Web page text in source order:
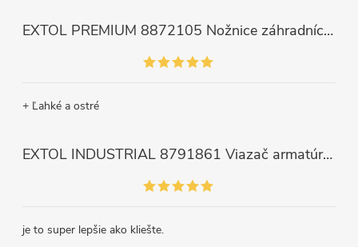
EXTOL PREMIUM 8872105 Nožnice záhradnícke dlhé úzke, 200mm, max. prestrih Ø6mm
+ Ľahké a ostré
EXTOL INDUSTRIAL 8791861 Viazač armatúr aku Share20V, bez aku, drôt 0,8mm, oko 8-34mm, bezuhlíkový motor
je to super lepšie ako kliešte.